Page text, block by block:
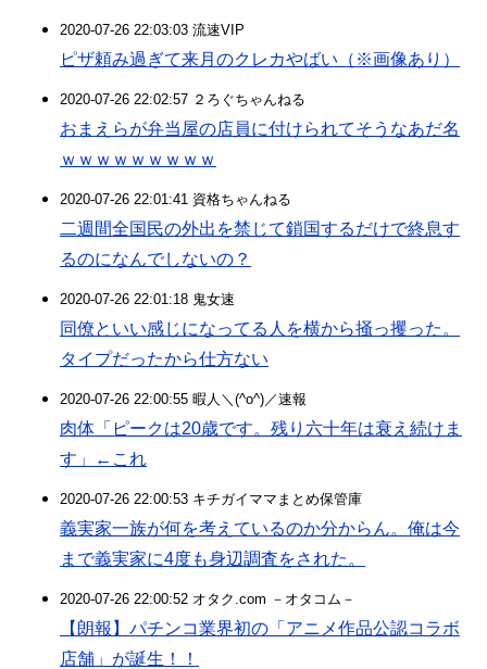
2020-07-26 22:03:03 流速VIP
ピザ頼み過ぎて来月のクレカやばい（※画像あり）
2020-07-26 22:02:57 ２ろぐちゃんねる
おまえらが弁当屋の店員に付けられてそうなあだ名
ｗｗｗｗｗｗｗｗｗ
2020-07-26 22:01:41 資格ちゃんねる
二週間全国民の外出を禁じて鎖国するだけで終息す
るのになんでしないの？
2020-07-26 22:01:18 鬼女速
同僚といい感じになってる人を横から掻っ攫った。
タイプだったから仕方ない
2020-07-26 22:00:55 暇人＼(^o^)／速報
肉体「ピークは20歳です。残り六十年は衰え続けま
す」←これ
2020-07-26 22:00:53 キチガイママまとめ保管庫
義実家一族が何を考えているのか分からん。俺は今
まで義実家に4度も身辺調査をされた。
2020-07-26 22:00:52 オタク.com －オタコム－
【朗報】パチンコ業界初の「アニメ作品公認コラボ
店舗」が誕生！！